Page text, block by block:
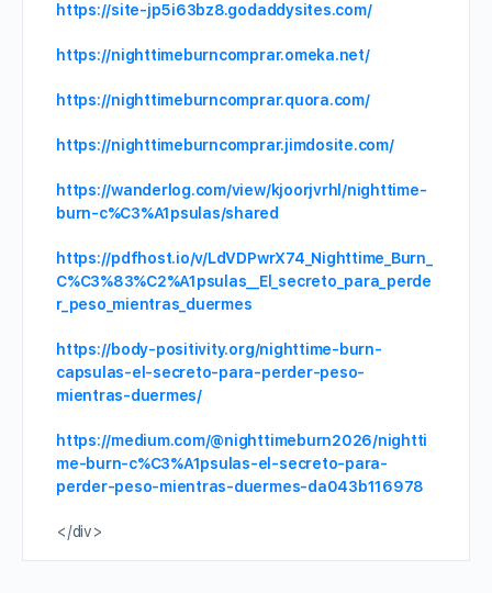
https://site-jp5i63bz8.godaddysites.com/
https://nighttimeburncomprar.omeka.net/
https://nighttimeburncomprar.quora.com/
https://nighttimeburncomprar.jimdosite.com/
https://wanderlog.com/view/kjoorjvrhl/nighttime-
burn-c%C3%A1psulas/shared
https://pdfhost.io/v/LdVDPwrX74_Nighttime_Burn_
C%C3%83%C2%A1psulas__El_secreto_para_perde
r_peso_mientras_duermes
https://body-positivity.org/nighttime-burn-
capsulas-el-secreto-para-perder-peso-
mientras-duermes/
https://medium.com/@nighttimeburn2026/nightti
me-burn-c%C3%A1psulas-el-secreto-para-
perder-peso-mientras-duermes-da043b116978
</div>